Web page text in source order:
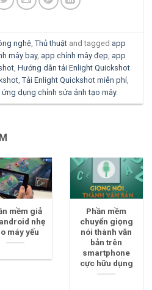
nghệ, Thủ thuậtand tagged app
mây bay, app chỉnh mây đẹp app
, Hướng dẫn tải Enlight Quickshot
Tải Enlight Quickshot miễn phí
ứng dụng chỉnh sửa ảnh tạo mây.
mềm giả
nhẹ
máy yếu
Phần mềm
chuyển giọng
nói thành văn
bản trên
smartphone
cực hữu dụng